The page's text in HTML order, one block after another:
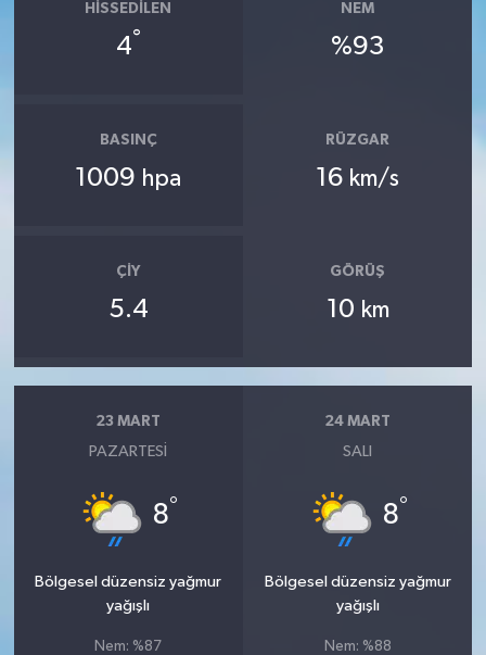
HISSEDILEN
4°
NEM
%93
BASINÇ
1009 hpa
RÜZGAR
16 km/s
ÇIY
5.4
GÖRÜŞ
10 km
23 MART
PAZARTESI
8°
Bölgesel düzensiz yağmur
yağışlı
Nem: %87
24 MART
SALI
8°
Bölgesel düzensiz yağmur
yağışlı
Nem: %88